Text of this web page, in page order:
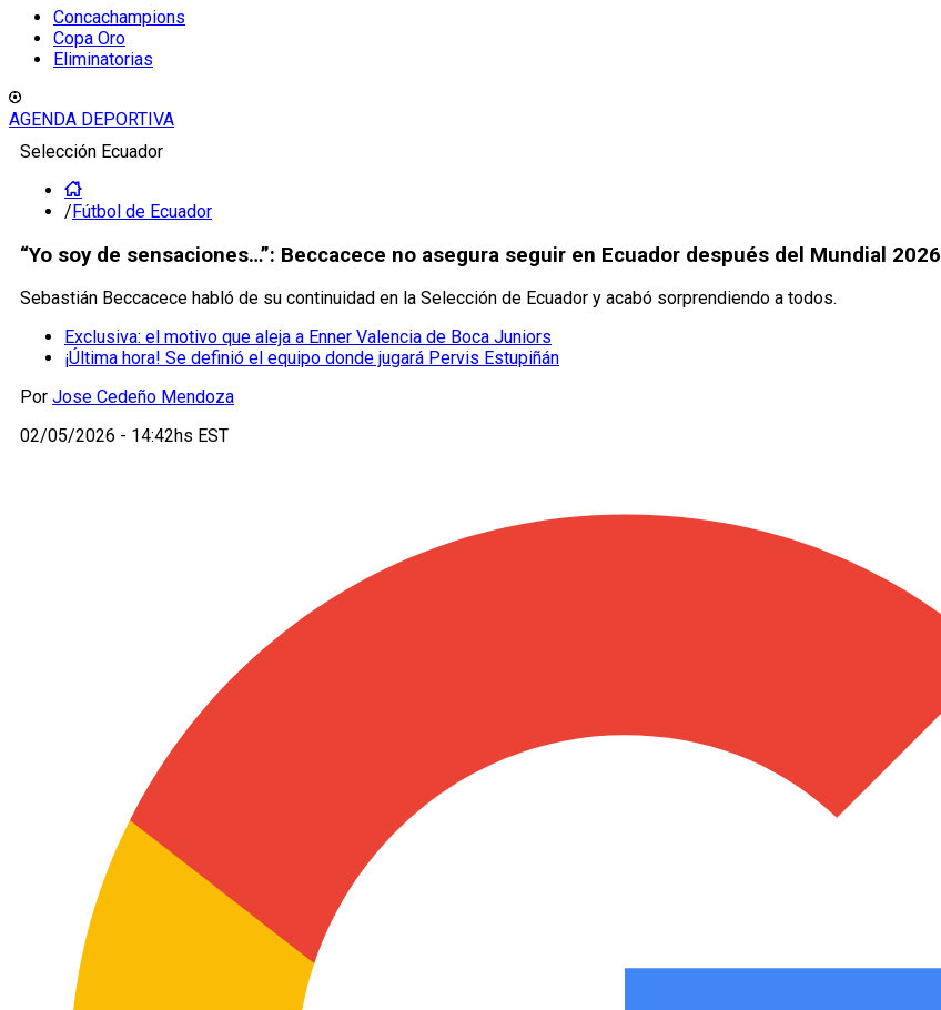
Concachampions
Copa Oro
Eliminatorias
AGENDA DEPORTIVA
Selección Ecuador
/Fútbol de Ecuador
“Yo soy de sensaciones…”: Beccacece no asegura seguir en Ecuador después del Mundial 2026
Sebastián Beccacece habló de su continuidad en la Selección de Ecuador y acabó sorprendiendo a todos.
Exclusiva: el motivo que aleja a Enner Valencia de Boca Juniors
¡Última hora! Se definió el equipo donde jugará Pervis Estupiñán
Por Jose Cedeño Mendoza
02/05/2026 - 14:42hs EST